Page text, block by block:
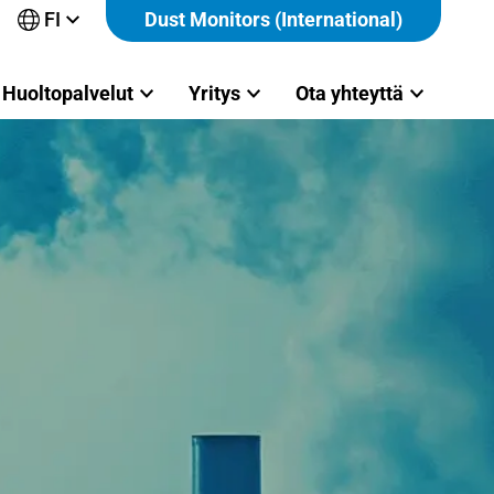
FI Dust Monitors (International)
Huoltopalvelut Yritys Ota yhteyttä